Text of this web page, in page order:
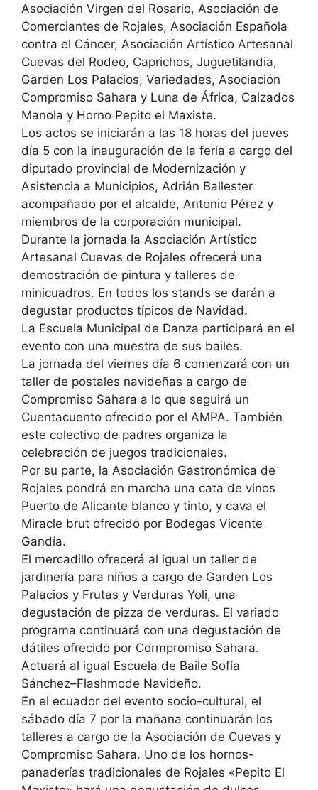
Asociación Virgen del Rosario, Asociación de
Comerciantes de Rojales, Asociación Española
contra el Cáncer, Asociación Artístico Artesanal
Cuevas del Rodeo, Caprichos, Juguetilandia,
Garden Los Palacios, Variedades, Asociación
Compromiso Sahara y Luna de África, Calzados
Manola y Horno Pepito el Maxiste.
Los actos se iniciarán a las 18 horas del jueves
día 5 con la inauguración de la feria a cargo del
diputado provincial de Modernización y
Asistencia a Municipios, Adrián Ballester
acompañado por el alcalde, Antonio Pérez y
miembros de la corporación municipal.
Durante la jornada la Asociación Artístico
Artesanal Cuevas de Rojales ofrecerá una
demostración de pintura y talleres de
minicuadros. En todos los stands se darán a
degustar productos típicos de Navidad.
La Escuela Municipal de Danza participará en el
evento con una muestra de sus bailes.
La jornada del viernes día 6 comenzará con un
taller de postales navideñas a cargo de
Compromiso Sahara a lo que seguirá un
Cuentacuento ofrecido por el AMPA. También
este colectivo de padres organiza la
celebración de juegos tradicionales.
Por su parte, la Asociación Gastronómica de
Rojales pondrá en marcha una cata de vinos
Puerto de Alicante blanco y tinto, y cava el
Miracle brut ofrecido por Bodegas Vicente
Gandía.
El mercadillo ofrecerá al igual un taller de
jardinería para niños a cargo de Garden Los
Palacios y Frutas y Verduras Yoli, una
degustación de pizza de verduras. El variado
programa continuará con una degustación de
dátiles ofrecido por Cormpromiso Sahara.
Actuará al igual Escuela de Baile Sofía
Sánchez–Flashmode Navideño.
En el ecuador del evento socio-cultural, el
sábado día 7 por la mañana continuarán los
talleres a cargo de la Asociación de Cuevas y
Compromiso Sahara. Uno de los hornos-
panaderías tradicionales de Rojales «Pepito El